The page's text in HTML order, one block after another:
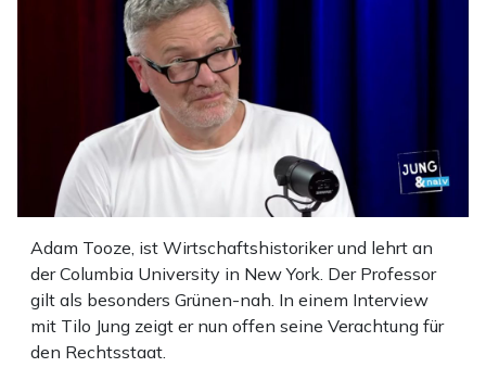
Adam Tooze, ist Wirtschaftshistoriker und lehrt an
der Columbia University in New York. Der Professor
gilt als besonders Grünen-nah. In einem Interview
mit Tilo Jung zeigt er nun offen seine Verachtung für
den Rechtsstaat.